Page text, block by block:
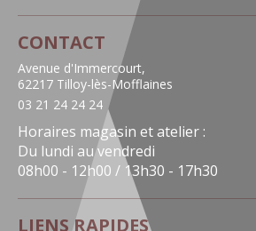
CONTACT
Avenue d'Immercourt,
62217 Tilloy-lès-Mofflaines
03 21 24 24 24
Horaires magasin et atelier :
Du lundi au vendredi
08h00 - 12h00 / 13h30 - 17h30
LIENS RAPIDES